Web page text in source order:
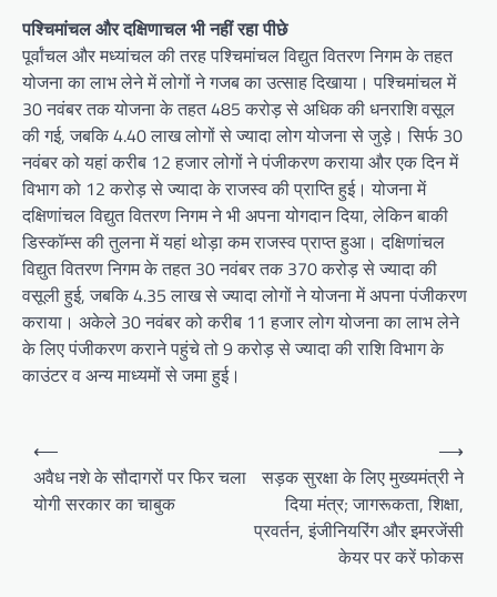
पश्चिमांचल और दक्षिणाचल भी नहीं रहा पीछे
पूर्वांचल और मध्यांचल की तरह पश्चिमांचल विद्युत वितरण निगम के तहत
योजना का लाभ लेने में लोगों ने गजब का उत्साह दिखाया। पश्चिमांचल में
30 नवंबर तक योजना के तहत 485 करोड़ से अधिक की धनराशि वसूल
की गई, जबकि 4.40 लाख लोगों से ज्यादा लोग योजना से जुड़े। सिर्फ 30
नवंबर को यहां करीब 12 हजार लोगों ने पंजीकरण कराया और एक दिन में
विभाग को 12 करोड़ से ज्यादा के राजस्व की प्राप्ति हुई। योजना में
दक्षिणांचल विद्युत वितरण निगम ने भी अपना योगदान दिया, लेकिन बाकी
डिस्कॉम्स की तुलना में यहां थोड़ा कम राजस्व प्राप्त हुआ। दक्षिणांचल
विद्युत वितरण निगम के तहत 30 नवंबर तक 370 करोड़ से ज्यादा की
वसूली हुई, जबकि 4.35 लाख से ज्यादा लोगों ने योजना में अपना पंजीकरण
कराया। अकेले 30 नवंबर को करीब 11 हजार लोग योजना का लाभ लेने
के लिए पंजीकरण कराने पहुंचे तो 9 करोड़ से ज्यादा की राशि विभाग के
काउंटर व अन्य माध्यमों से जमा हुई।
Post
navigation
⟵
अवैध नशे के सौदागरों पर फिर चला
योगी सरकार का चाबुक
सड़क सुरक्षा के लिए मुख्यमंत्री ने
दिया मंत्र; जागरूकता, शिक्षा,
प्रवर्तन, इंजीनियरिंग और इमरजेंसी
केयर पर करें फोकस
⟶